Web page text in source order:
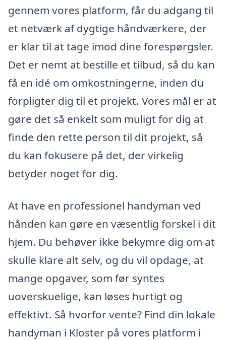
gennem vores platform, får du adgang til
et netværk af dygtige håndværkere, der
er klar til at tage imod dine forespørgsler.
Det er nemt at bestille et tilbud, så du kan
få en idé om omkostningerne, inden du
forpligter dig til et projekt. Vores mål er at
gøre det så enkelt som muligt for dig at
finde den rette person til dit projekt, så
du kan fokusere på det, der virkelig
betyder noget for dig.
At have en professionel handyman ved
hånden kan gøre en væsentlig forskel i dit
hjem. Du behøver ikke bekymre dig om at
skulle klare alt selv, og du vil opdage, at
mange opgaver, som før syntes
uoverskuelige, kan løses hurtigt og
effektivt. Så hvorfor vente? Find din lokale
handyman i Kloster på vores platform i